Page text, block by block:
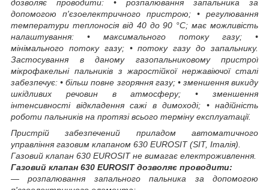
дозволяє проводити: • розпалювання запальника за
допомогою п'єзоелектричного пристрою; • регулювання
температури теплоносія від 40 до 90 °С; має можливість
налаштування: • максимального потоку газу; •
мінімального потоку газу; • потоку газу до запальнику.
Застосування в даному газопальниковому пристрої
мікрофакельні пальників з жаростійкої нержавіючої сталі
забезпечує: • більш повне згоряння газу; • зменшення викиду
шкідливих речовин в атмосферу; • зменшення
інтенсивності відкладення сажі в димоході; • надійність
роботи пальників на протязі всього терміну експлуатації.
Пристрій забезпечений приладом автоматичного
управління газовим клапаном 630 EUROSIT (SIT, Італія).
Газовий клапан 630 EUROSIT не вимагає електроживлення.
Газовий клапан 630 EUROSIT дозволяє проводити:
― розпалювання запального пальника за допомогою